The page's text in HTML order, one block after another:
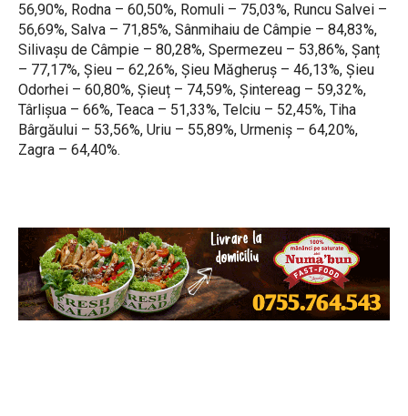
56,90%, Rodna – 60,50%, Romuli – 75,03%, Runcu Salvei –
56,69%, Salva – 71,85%, Sânmihaiu de Câmpie – 84,83%,
Silivașu de Câmpie – 80,28%, Spermezeu – 53,86%, Șanț
– 77,17%, Șieu – 62,26%, Șieu Măgheruș – 46,13%, Șieu
Odorhei – 60,80%, Șieuț – 74,59%, Șintereag – 59,32%,
Târlișua – 66%, Teaca – 51,33%, Telciu – 52,45%, Tiha
Bârgăului – 53,56%, Uriu – 55,89%, Urmeniș – 64,20%,
Zagra – 64,40%.